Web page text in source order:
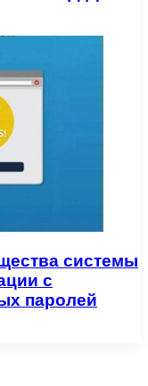
системы
с
паролей